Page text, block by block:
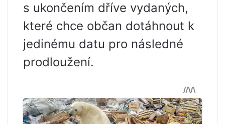
s ukončením dříve vydaných,
které chce občan dotáhnout k
jedinému datu pro následné
prodloužení.